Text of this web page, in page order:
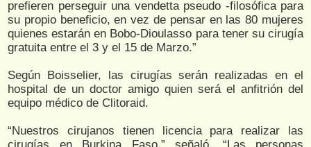
prefieren perseguir una vendetta pseudo -filosófica para
su propio beneficio, en vez de pensar en las 80 mujeres
quienes estarán en Bobo-Dioulasso para tener su cirugía
gratuita entre el 3 y el 15 de Marzo.”
Según Boisselier, las cirugías serán realizadas en el
hospital de un doctor amigo quien será el anfitrión del
equipo médico de Clitoraid.
“Nuestros cirujanos tienen licencia para realizar las